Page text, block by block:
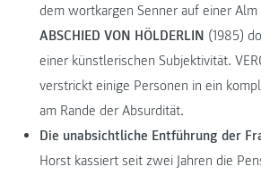
dem wortkargen Senner auf einer
ABSCHIED VON HÖLDERLIN (1985)
einer künstlerischen Subjektivität.
verstrickt einige Personen in ein
am Rande der Absurdität.
Die unabsichtliche Entführung der
Horst kassiert seit zwei Jahren die